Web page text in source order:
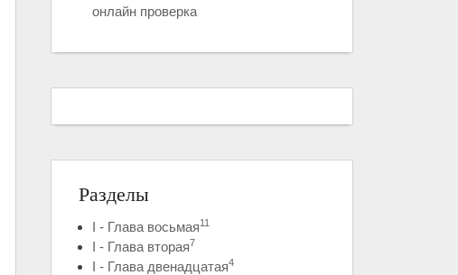
онлайн проверка
Разделы
I - Глава восьмая11
I - Глава вторая7
I - Глава двенадцатая4